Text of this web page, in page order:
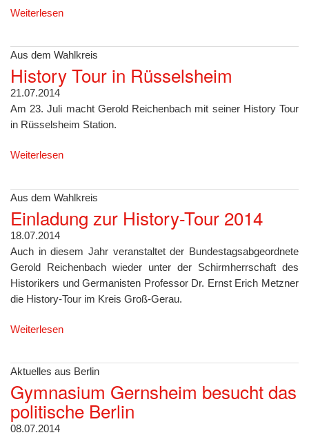
Weiterlesen
Aus dem Wahlkreis
History Tour in Rüsselsheim
21.07.2014
Am 23. Juli macht Gerold Reichenbach mit seiner History Tour
in Rüsselsheim Station.
Weiterlesen
Aus dem Wahlkreis
Einladung zur History-Tour 2014
18.07.2014
Auch in diesem Jahr veranstaltet der Bundestagsabgeordnete
Gerold Reichenbach wieder unter der Schirmherrschaft des
Historikers und Germanisten Professor Dr. Ernst Erich Metzner
die History-Tour im Kreis Groß-Gerau.
Weiterlesen
Aktuelles aus Berlin
Gymnasium Gernsheim besucht das
politische Berlin
08.07.2014